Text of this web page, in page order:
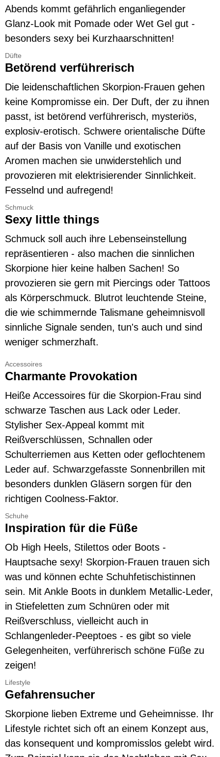
Abends kommt gefährlich enganliegender
Glanz-Look mit Pomade oder Wet Gel gut -
besonders sexy bei Kurzhaarschnitten!
Düfte
Betörend verführerisch
Die leidenschaftlichen Skorpion-Frauen gehen
keine Kompromisse ein. Der Duft, der zu ihnen
passt, ist betörend verführerisch, mysteriös,
explosiv-erotisch. Schwere orientalische Düfte
auf der Basis von Vanille und exotischen
Aromen machen sie unwiderstehlich und
provozieren mit elektrisierender Sinnlichkeit.
Fesselnd und aufregend!
Schmuck
Sexy little things
Schmuck soll auch ihre Lebenseinstellung
repräsentieren - also machen die sinnlichen
Skorpione hier keine halben Sachen! So
provozieren sie gern mit Piercings oder Tattoos
als Körperschmuck. Blutrot leuchtende Steine,
die wie schimmernde Talismane geheimnisvoll
sinnliche Signale senden, tun's auch und sind
weniger schmerzhaft.
Accessoires
Charmante Provokation
Heiße Accessoires für die Skorpion-Frau sind
schwarze Taschen aus Lack oder Leder.
Stylisher Sex-Appeal kommt mit
Reißverschlüssen, Schnallen oder
Schulterriemen aus Ketten oder geflochtenem
Leder auf. Schwarzgefasste Sonnenbrillen mit
besonders dunklen Gläsern sorgen für den
richtigen Coolness-Faktor.
Schuhe
Inspiration für die Füße
Ob High Heels, Stilettos oder Boots -
Hauptsache sexy! Skorpion-Frauen trauen sich
was und können echte Schuhfetischistinnen
sein. Mit Ankle Boots in dunklem Metallic-Leder,
in Stiefeletten zum Schnüren oder mit
Reißverschluss, vielleicht auch in
Schlangenleder-Peeptoes - es gibt so viele
Gelegenheiten, verführerisch schöne Füße zu
zeigen!
Lifestyle
Gefahrensucher
Skorpione lieben Extreme und Geheimnisse. Ihr
Lifestyle richtet sich oft an einem Konzept aus,
das konsequent und kompromisslos gelebt wird.